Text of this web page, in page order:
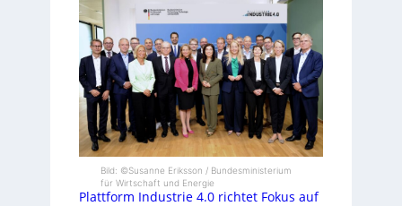
Bild: ©Susanne Eriksson / Bundesministerium
für Wirtschaft und Energie
Plattform Industrie 4.0 richtet Fokus auf